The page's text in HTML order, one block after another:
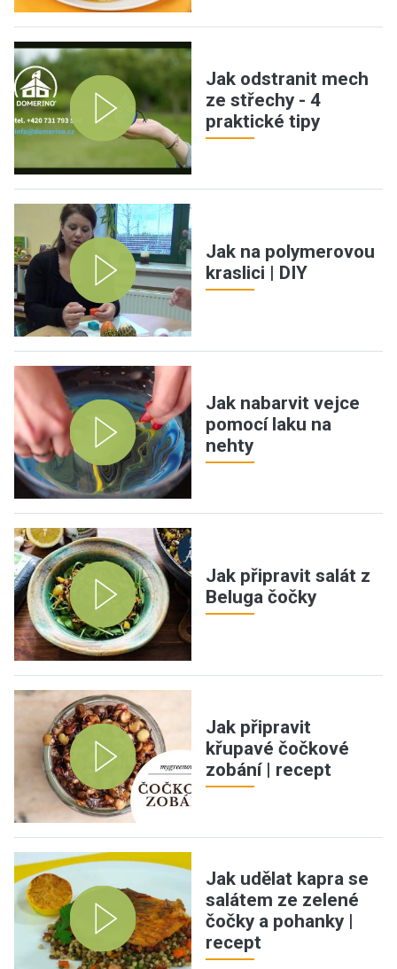
Jak odstranit mech
ze střechy - 4
praktické tipy
Jak na polymerovou
kraslici | DIY
Jak nabarvit vejce
pomocí laku na
nehty
Jak připravit salát z
Beluga čočky
Jak připravit
křupavé čočkové
zobání | recept
Jak udělat kapra se
salátem ze zelené
čočky a pohanky |
recept